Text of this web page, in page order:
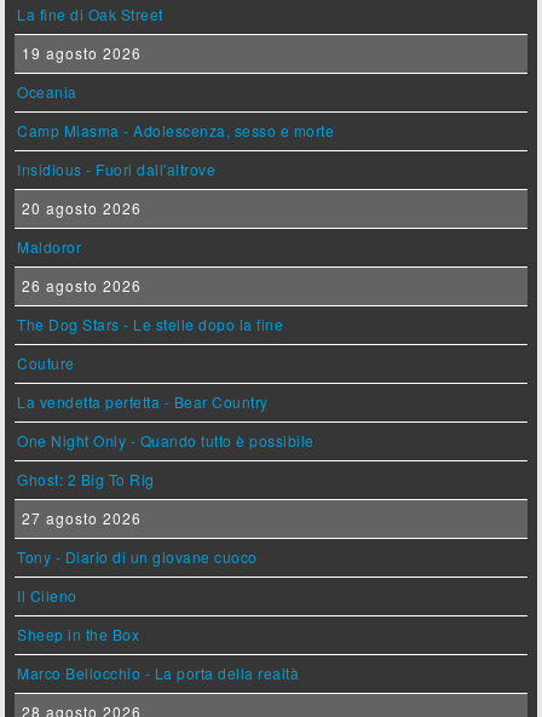
La fine di Oak Street
19 agosto 2026
Oceania
Camp Miasma - Adolescenza, sesso e morte
Insidious - Fuori dall'altrove
20 agosto 2026
Maldoror
26 agosto 2026
The Dog Stars - Le stelle dopo la fine
Couture
La vendetta perfetta - Bear Country
One Night Only - Quando tutto è possibile
Ghost: 2 Big To Rig
27 agosto 2026
Tony - Diario di un giovane cuoco
Il Cileno
Sheep in the Box
Marco Bellocchio - La porta della realtà
28 agosto 2026